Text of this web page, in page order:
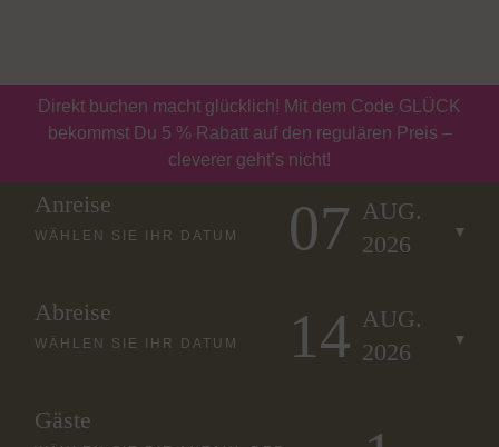
Direkt buchen macht glücklich! Mit dem Code GLÜCK
bekommst Du 5 % Rabatt auf den regulären Preis –
cleverer geht’s nicht!
Anreise
WÄHLEN SIE IHR DATUM 07 AUG.
2026
Abreise
WÄHLEN SIE IHR DATUM 14 AUG.
2026
Gäste